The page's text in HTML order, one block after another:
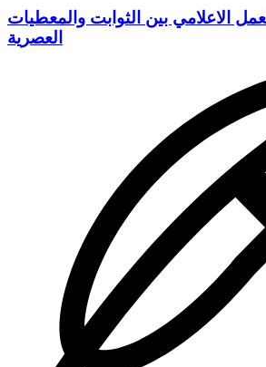
الاعلامي بين الثوابت والمعطيات
العصرية